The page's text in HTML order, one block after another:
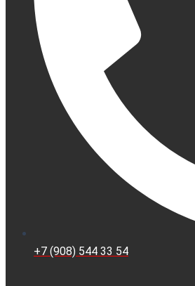
+7 (908) 544 33 54